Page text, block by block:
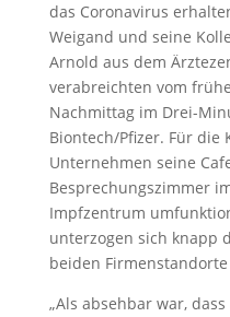
das Coronavirus
Weigand und seine
Arnold aus dem
verabreichten vom
Nachmittag im Drei-
Biontech/Pfizer. Für die
Unternehmen seine
Besprechungszimmer
Impfzentrum
unterzogen sich knapp
beiden
„Als absehbar war,